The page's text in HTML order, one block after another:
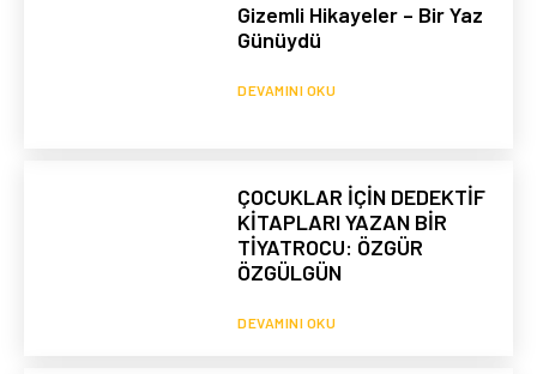
Gizemli Hikayeler – Bir Yaz
Günüydü
DEVAMINI OKU
ÇOCUKLAR İÇİN DEDEKTİF
KİTAPLARI YAZAN BİR
TİYATROCU: ÖZGÜR
ÖZGÜLGÜN
DEVAMINI OKU